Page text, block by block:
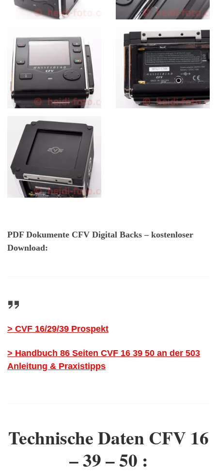
PDF Dokumente CFV Digital Backs – kostenloser
Download:
> CVF 16/29/39 Prospekt
> Handbuch 86 Seiten CVF 16 39 50 an der 503
Anleitung & Praxistipps
Technische Daten CFV 16
– 39 – 50 :